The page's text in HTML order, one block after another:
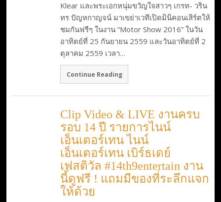
Klear และพระเอกหนุ่มขวัญใจสาวๆ เกรท- วริน
ทร ปัญหกาญจน์ มาเขย่าเวทีเปิดมินิคอนเสิร์ตให้
ชมกันฟรีๆ ในงาน “Motor Show 2016” ในวัน
อาทิตย์ที่ 25 กันยายน 2559 และวันอาทิตย์ที่ 2
ตุลาคม 2559 เวลา…
Continue Reading
Clip Video & LIVE งานครบ
รอบ 14 ปี รายการไนน์
เอ็นเตอร์เทน ไนน์
เอ็นเตอร์เทน เบิร์ธเดย์
เฟสติวัล #14th9entertain งาน
นี้ดูฟรี ! แถมมีของที่ระลึกแจก
ให้ด้วย